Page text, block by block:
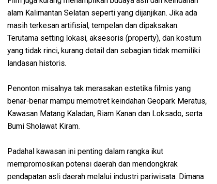
alam Kalimantan Selatan seperti yang dijanjikan. Jika ada
masih terkesan artifisial, tempelan dan dipaksakan.
Terutama setting lokasi, aksesoris (property), dan kostum
yang tidak rinci, kurang detail dan sebagian tidak memiliki
landasan historis.
Penonton misalnya tak merasakan estetika filmis yang
benar-benar mampu memotret keindahan Geopark Meratus,
Kawasan Matang Kaladan, Riam Kanan dan Loksado, serta
Bumi Sholawat Kiram.
Padahal kawasan ini penting dalam rangka ikut
mempromosikan potensi daerah dan mendongkrak
pendapatan asli daerah melalui industri pariwisata. Dimana